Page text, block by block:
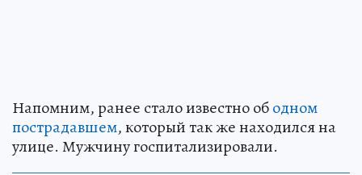
Напомним, ранее стало известно ободном
пострадавшем, который так же находился на
улице. Мужчину госпитализировали.